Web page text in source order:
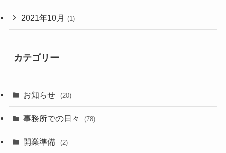
2021年10月 (1)
カテゴリー
お知らせ (20)
事務所での日々 (78)
開業準備 (2)